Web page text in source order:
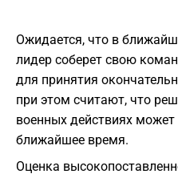
Ожидается, что в
лидер соберет свою
для принятия
при этом считают, что
военных действиях
ближайшее время.
Оценка